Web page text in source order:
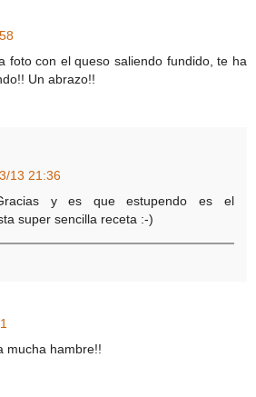
foto con el queso saliendo fundido, te ha
Un abrazo!!
13 21:36
y es que estupendo es el
super sencilla receta :-)
mucha hambre!!